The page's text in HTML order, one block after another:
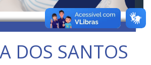
DOS SANTOS